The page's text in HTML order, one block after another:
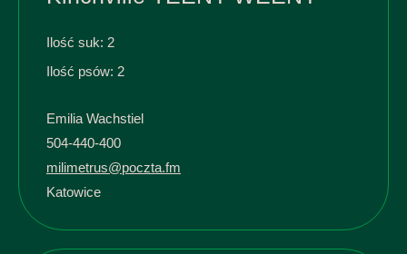
Ilość suk: 2
Ilość psów: 2
Emilia Wachstiel
504-440-400
milimetrus@poczta.fm
Katowice